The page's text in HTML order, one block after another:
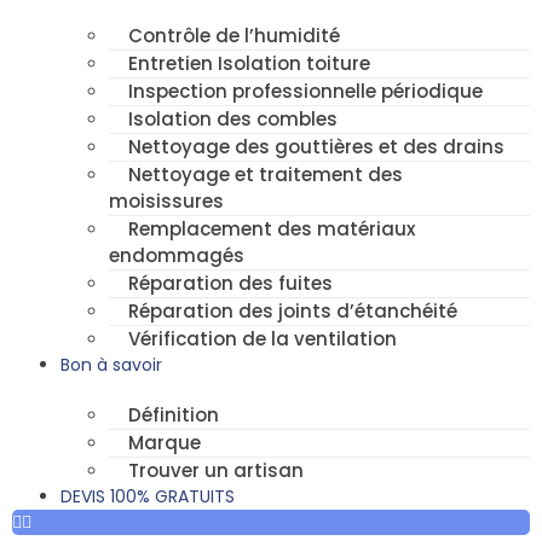
Contrôle de l’humidité
Entretien Isolation toiture
Inspection professionnelle périodique
Isolation des combles
Nettoyage des gouttières et des drains
Nettoyage et traitement des
moisissures
Remplacement des matériaux
endommagés
Réparation des fuites
Réparation des joints d’étanchéité
Vérification de la ventilation
Bon à savoir
Définition
Marque
Trouver un artisan
DEVIS 100% GRATUITS